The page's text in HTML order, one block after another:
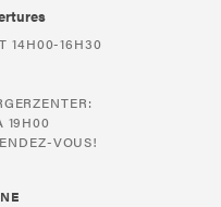
14H00-16H30
19H00
VOUS!